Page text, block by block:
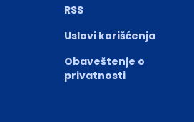
RSS
Uslovi korišćenja
Obaveštenje o
privatnosti